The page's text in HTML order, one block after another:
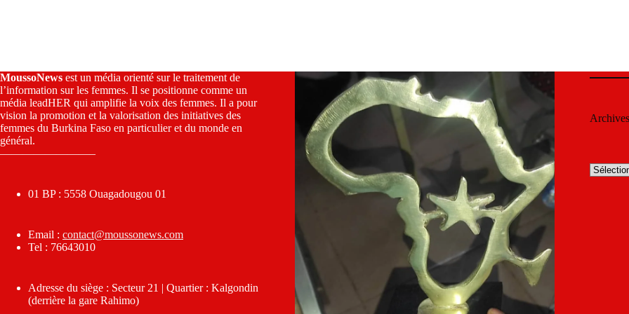
MoussoNews est un média orienté sur le traitement de
l’information sur les femmes. Il se positionne comme un
média leadHER qui amplifie la voix des femmes. Il a pour
vision la promotion et la valorisation des initiatives des
femmes du Burkina Faso en particulier et du monde en
général.
————————–
01 BP : 5558 Ouagadougou 01
Email : contact@moussonews.com
Tel : 76643010
Adresse du siège : Secteur 21 | Quartier : Kalgondin
(derrière la gare Rahimo)
Archives
Archives